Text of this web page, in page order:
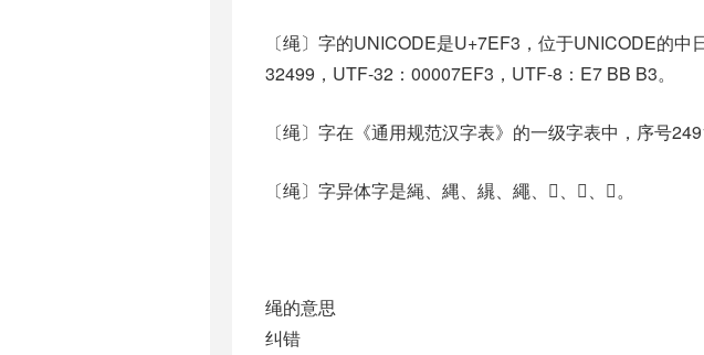
〔绳〕字的UNICODE是U+7EF3，位于UNICODE的中
32499，UTF-32：00007EF3，UTF-8：E7 BB B3。
〔绳〕字在《通用规范汉字表》的一级字表中，序号
〔绳〕字异体字是䋲、縄、繉、繩、𦃰、𦃻、𨭘。
绳的意思
纠错